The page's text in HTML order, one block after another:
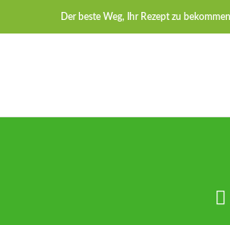
Der beste Weg, Ihr Rezept zu